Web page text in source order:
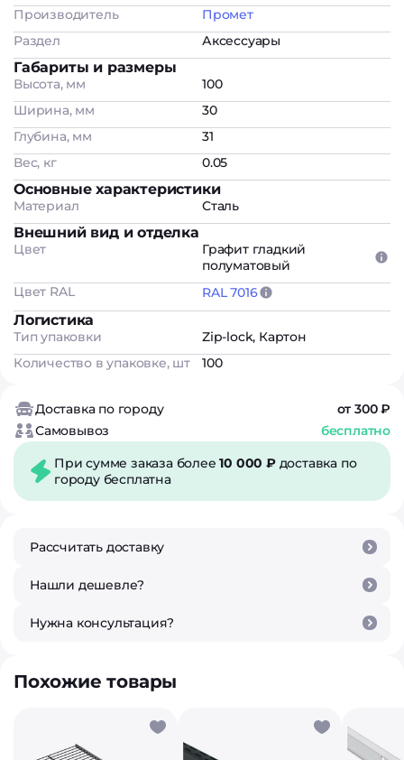
Производитель
Промет
Раздел
Аксессуары
Габариты и размеры
Высота, мм
100
Ширина, мм
30
Глубина, мм
31
Вес, кг
0.05
Основные характеристики
Материал Сталь
Внешний вид и отделка
Цвет
Графит гладкий
полуматовый
Цвет RAL
RAL 7016
Логистика
Тип упаковки
Zip-lock, Картон
Количество в упаковке, шт
100
Доставка по городу
от 300 ₽
Самовывоз
бесплатно
При сумме заказа более10 000 ₽доставка по
городу бесплатна
Рассчитать доставку
Нашли дешевле?
Нужна консультация?
Похожие товары